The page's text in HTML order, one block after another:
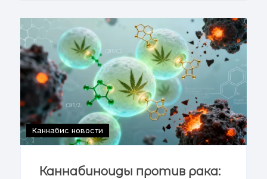
Каннабиноиды и их влияние на
архитектуру сна
Каннабис новости
Каннабиноиды против рака: